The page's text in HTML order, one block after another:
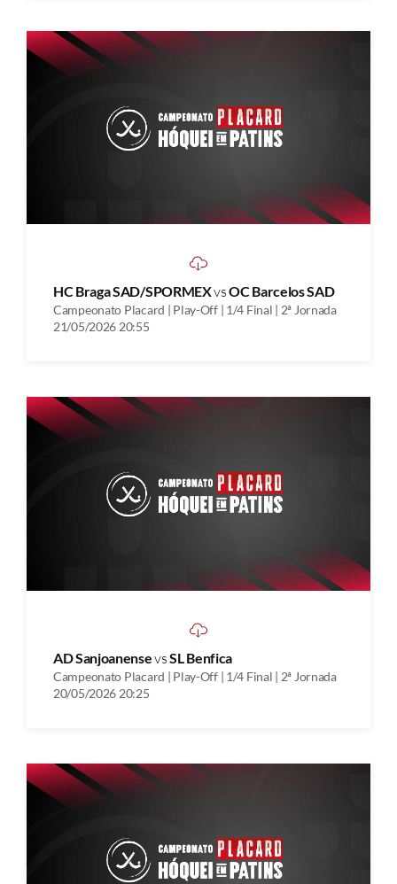
HC Braga SAD/SPORMEXvsOC Barcelos SAD
Campeonato Placard | Play-Off | 1/4 Final | 2ª Jornada
21/05/2026 20:55
AD SanjoanensevsSL Benfica
Campeonato Placard | Play-Off | 1/4 Final | 2ª Jornada
20/05/2026 20:25